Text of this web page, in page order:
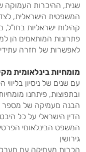
שנית, ההיכרות העמוקה
המשפטית הישראלית, לצד
קהילות ישראליות
פתרונות המותאמים הן
לאפשרות של חזרה
מומחיות בינלאומית
עם שנים של ניסיון בליווי
ובתפוצות, פיתחנו
הבנה מעמיקה של
הדין הישראלי על כל
המשפט הבינלאומי הפרטי
גירושין
הכרות מעמיקה עם